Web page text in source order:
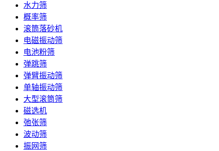
水力筛
概率筛
滚筒落砂机
电磁振动筛
电池粉筛
弹跳筛
弹臂振动筛
单轴振动筛
大型滚筒筛
磁选机
弛张筛
波动筛
振网筛